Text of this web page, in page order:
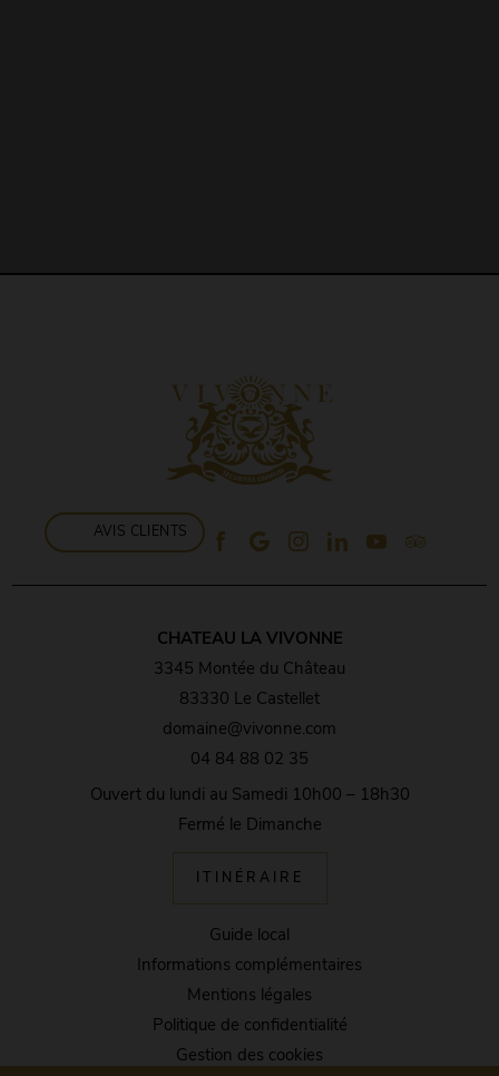
AVIS CLIENTS
CHATEAU LA VIVONNE
3345 Montée du Château
83330 Le Castellet
domaine@vivonne.com
04 84 88 02 35
Ouvert du lundi au Samedi 10h00 – 18h30
Fermé le Dimanche
ITINÉRAIRE
Guide local
Informations complémentaires
Mentions légales
Politique de confidentialité
Gestion des cookies